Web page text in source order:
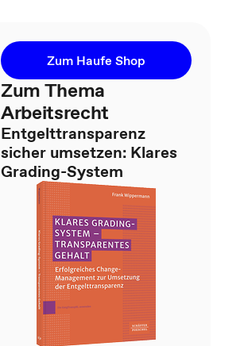
Zum Haufe Shop
Zum Thema
Arbeitsrecht
Entgelttransparenz
sicher umsetzen: Klares
Grading-System